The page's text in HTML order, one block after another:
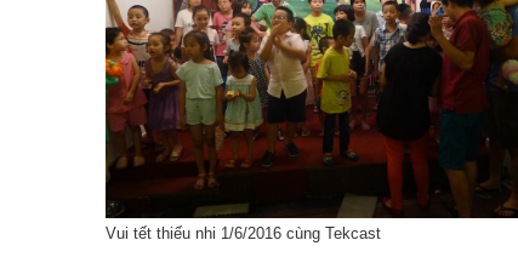
Vui tết thiếu nhi 1/6/2016 cùng Tekcast